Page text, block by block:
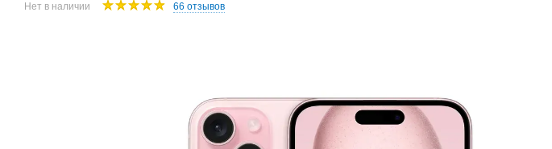
Нет в наличии 66 отзывов